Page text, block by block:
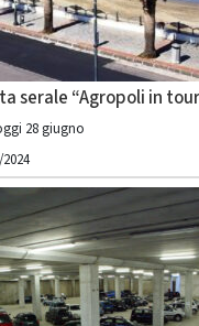
serale “Agropoli in
28 giugno